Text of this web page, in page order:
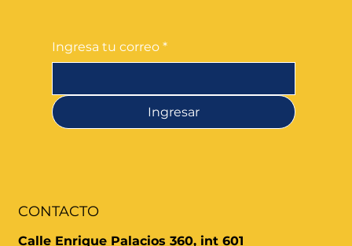
Ingresa tu correo *
Ingresar
Calle Enrique Palacios 360, int 601
CONTACTO